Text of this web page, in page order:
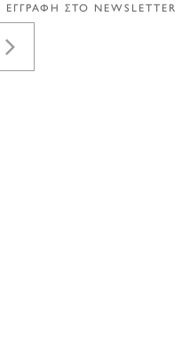
ΕΓΓΡΑΦΗ ΣΤΟ NEWSLETTER